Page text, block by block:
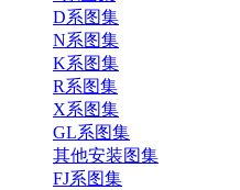
D系图集
N系图集
K系图集
R系图集
X系图集
GL系图集
其他安装图集
FJ系图集